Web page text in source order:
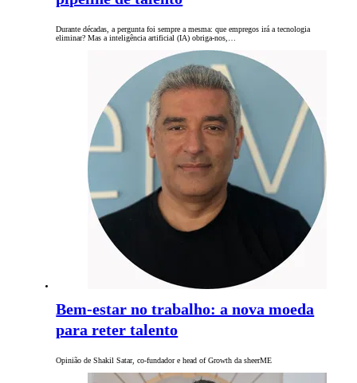
Durante décadas, a pergunta foi sempre a mesma: que empregos irá a tecnologia
eliminar? Mas a inteligência artificial (IA) obriga-nos,…
Bem-estar no trabalho: a nova moeda
para reter talento
Opinião de Shakil Satar, co-fundador e head of Growth da sheerME